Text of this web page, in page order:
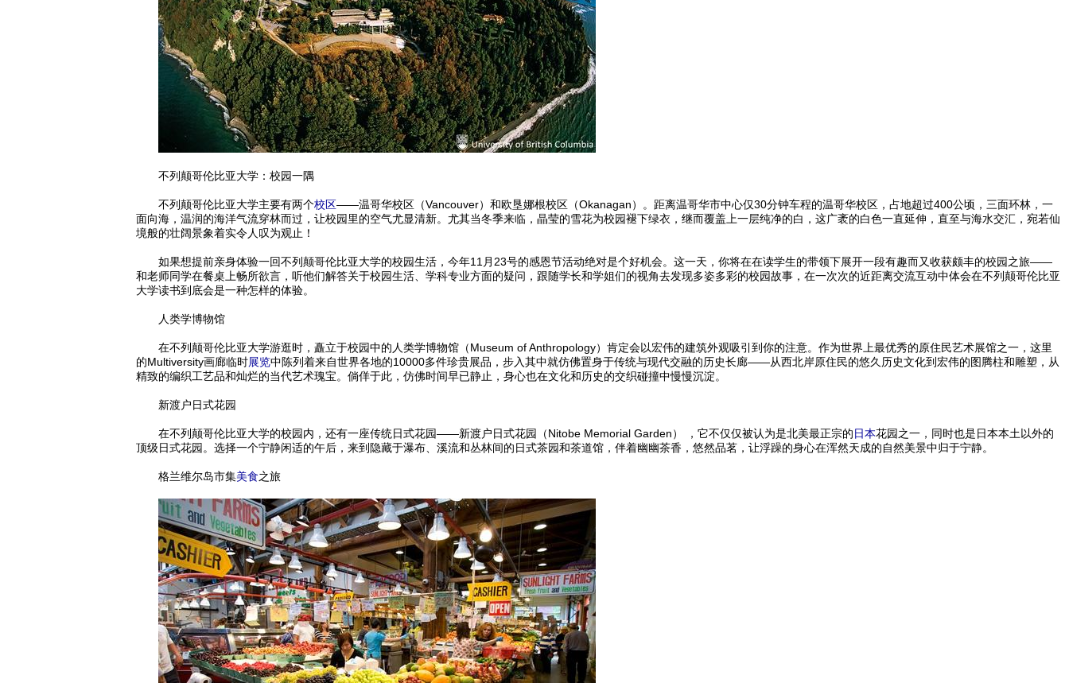
不列颠哥伦比亚大学：校园一隅
不列颠哥伦比亚大学主要有两个校区——温哥华校区（Vancouver）和欧垦娜根校区（Okanagan）。距离温哥华市中心仅30分钟车程的温哥华校区，占地超过400公顷，三面环林，一
面向海，温润的海洋气流穿林而过，让校园里的空气尤显清新。尤其当冬季来临，晶莹的雪花为校园褪下绿衣，继而覆盖上一层纯净的白，这广袤的白色一直延伸，直至与海水交汇，宛若仙
境般的壮阔景象着实令人叹为观止！
如果想提前亲身体验一回不列颠哥伦比亚大学的校园生活，今年11月23号的感恩节活动绝对是个好机会。这一天，你将在在读学生的带领下展开一段有趣而又收获颇丰的校园之旅——
和老师同学在餐桌上畅所欲言，听他们解答关于校园生活、学科专业方面的疑问，跟随学长和学姐们的视角去发现多姿多彩的校园故事，在一次次的近距离交流互动中体会在不列颠哥伦比亚
大学读书到底会是一种怎样的体验。
人类学博物馆
在不列颠哥伦比亚大学游逛时，矗立于校园中的人类学博物馆（Museum of Anthropology）肯定会以宏伟的建筑外观吸引到你的注意。作为世界上最优秀的原住民艺术展馆之一，这里
的Multiversity画廊临时展览中陈列着来自世界各地的10000多件珍贵展品，步入其中就仿佛置身于传统与现代交融的历史长廊——从西北岸原住民的悠久历史文化到宏伟的图腾柱和雕塑，从
精致的编织工艺品和灿烂的当代艺术瑰宝。倘佯于此，仿佛时间早已静止，身心也在文化和历史的交织碰撞中慢慢沉淀。
新渡户日式花园
在不列颠哥伦比亚大学的校园内，还有一座传统日式花园——新渡户日式花园（Nitobe Memorial Garden） ，它不仅仅被认为是北美最正宗的日本花园之一，同时也是日本本土以外的
顶级日式花园。选择一个宁静闲适的午后，来到隐藏于瀑布、溪流和丛林间的日式茶园和茶道馆，伴着幽幽茶香，悠然品茗，让浮躁的身心在浑然天成的自然美景中归于宁静。
格兰维尔岛市集美食之旅